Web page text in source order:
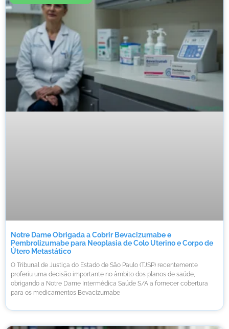
Notre Dame Obrigada a Cobrir Bevacizumabe e
Pembrolizumabe para Neoplasia de Colo Uterino e Corpo de
Útero Metastático
O Tribunal de Justiça do Estado de São Paulo (TJSP) recentemente
proferiu uma decisão importante no âmbito dos planos de saúde,
obrigando a Notre Dame Intermédica Saúde S/A a fornecer cobertura
para os medicamentos Bevacizumabe